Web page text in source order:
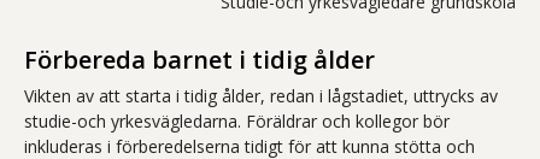
Förbereda barnet i tidig ålder
Vikten av att starta i tidig ålder, redan i lågstadiet, uttrycks av
studie-och yrkesvägledarna. Föräldrar och kollegor bör
inkluderas i förberedelserna tidigt för att kunna stötta och